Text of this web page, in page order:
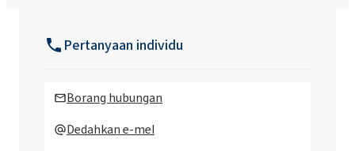
Roflam B7L
Pertanyaan individu
Borang hubungan
Dedahkan e-mel